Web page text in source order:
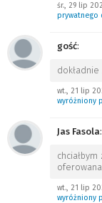
śr., 29 lip
prywatnego
gość:
dokładnie
wt., 21 lip
wyróżniony
Jas Fasola:
wt., 21 lip
wyróżniony